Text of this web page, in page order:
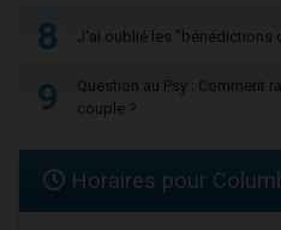
8 J'ai oublié les "bénédictions
9
Question au Psy : Comment
couple ?
Horaires pour